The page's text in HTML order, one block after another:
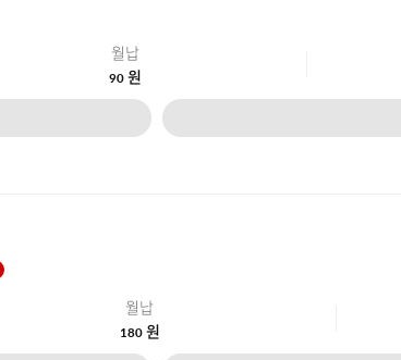
월납
90원
월납
180원